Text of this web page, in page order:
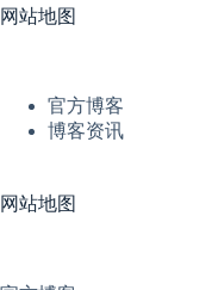
网站地图
官方博客
博客资讯
网站地图